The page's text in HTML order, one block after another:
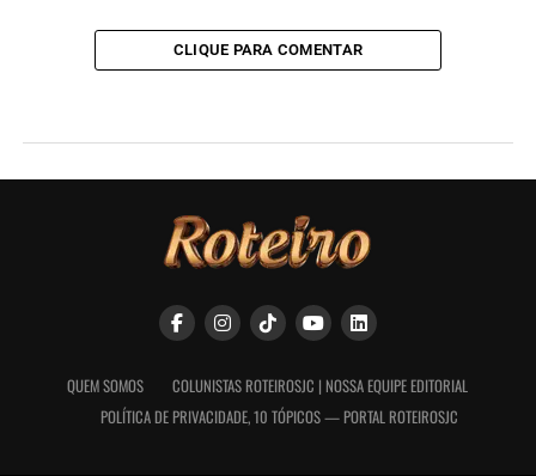
CLIQUE PARA COMENTAR
QUEM SOMOS
COLUNISTAS ROTEIROSJC | NOSSA EQUIPE EDITORIAL
POLÍTICA DE PRIVACIDADE, 10 TÓPICOS — PORTAL ROTEIROSJC